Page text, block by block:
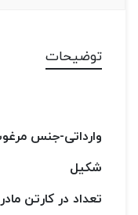
توضیحات
وارداتی-جنس
شکیل
تعداد در کارتن